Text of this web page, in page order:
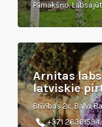
Pārnakšņo,
Arnitas
latviskie
Brīvības 2c, Balvi,
+371 26361594